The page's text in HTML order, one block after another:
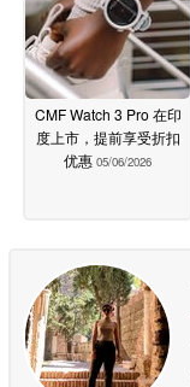
CMF Watch 3 Pro 在印
度上市，提前享受折扣
优惠 05/06/2026